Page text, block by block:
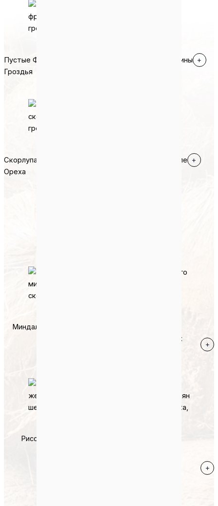
Пустые Фруктовые
Гроздья
Пальмовые Раковины +
Скорлупа Грецкого
Ореха
Арахис в скорлупе +
Миндальные Ракушки
Скорлупа Хлопковых
+
Рисовая Шелуха
+